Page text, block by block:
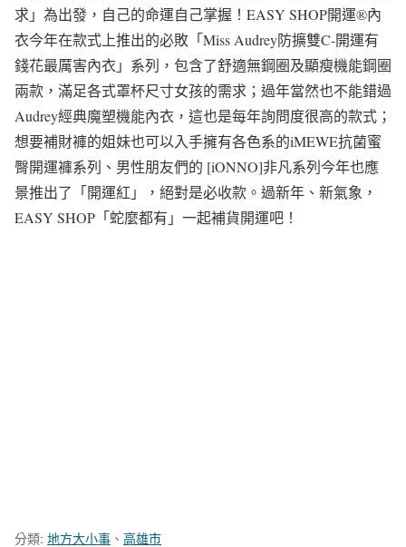
求」為出發，自己的命運自己掌握！EASY SHOP開運®內
衣今年在款式上推出的必敗「Miss Audrey防擴雙C-開運有
錢花最厲害內衣」系列，包含了舒適無鋼圈及顯瘦機能鋼圈
兩款，滿足各式罩杯尺寸女孩的需求；過年當然也不能錯過
Audrey經典魔塑機能內衣，這也是每年詢問度很高的款式；
想要補財褲的姐妹也可以入手擁有各色系的iMEWE抗菌蜜
臀開運褲系列、男性朋友們的 [iONNO]非凡系列今年也應
景推出了「開運紅」，絕對是必收款。過新年、新氣象，
EASY SHOP「蛇麼都有」一起補貨開運吧！
分類: 地方大小事 、 高雄市